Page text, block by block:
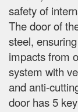
safety of
The door of
steel,
impacts from
system with
and anti-
door has 5